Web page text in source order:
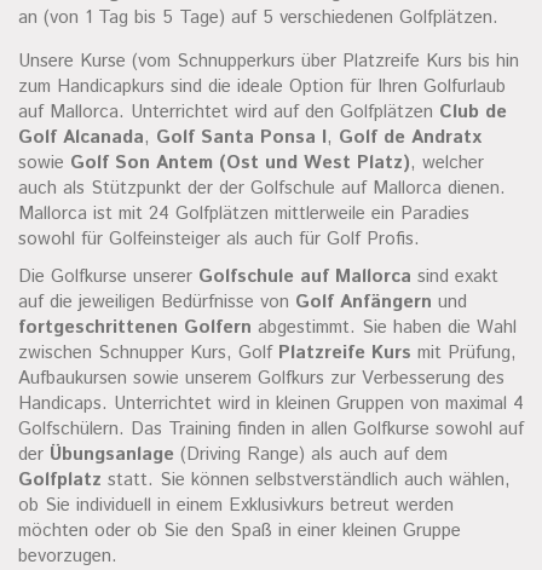
an (von 1 Tag bis 5 Tage) auf 5 verschiedenen Golfplätzen.
Unsere Kurse (vom Schnupperkurs über Platzreife Kurs bis hin
zum Handicapkurs sind die ideale Option für Ihren Golfurlaub
auf Mallorca. Unterrichtet wird auf den Golfplätzen Club de
Golf Alcanada, Golf Santa Ponsa I, Golf de Andratx
sowie Golf Son Antem (Ost und West Platz), welcher
auch als Stützpunkt der der Golfschule auf Mallorca dienen.
Mallorca ist mit 24 Golfplätzen mittlerweile ein Paradies
sowohl für Golfeinsteiger als auch für Golf Profis.
Die Golfkurse unserer Golfschule auf Mallorca sind exakt
auf die jeweiligen Bedürfnisse von Golf Anfängern und
fortgeschrittenen Golfern abgestimmt. Sie haben die Wahl
zwischen Schnupper Kurs, Golf Platzreife Kurs mit Prüfung,
Aufbaukursen sowie unserem Golfkurs zur Verbesserung des
Handicaps. Unterrichtet wird in kleinen Gruppen von maximal 4
Golfschülern. Das Training finden in allen Golfkurse sowohl auf
der Übungsanlage (Driving Range) als auch auf dem
Golfplatz statt. Sie können selbstverständlich auch wählen,
ob Sie individuell in einem Exklusivkurs betreut werden
möchten oder ob Sie den Spaß in einer kleinen Gruppe
bevorzugen.